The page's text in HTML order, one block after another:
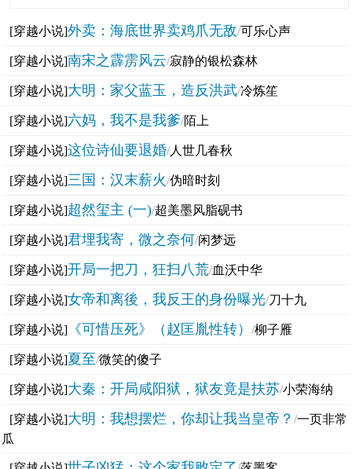
[穿越小说]外卖：海底世界卖鸡爪无敌/可乐心声
[穿越小说]南宋之霹雳风云/寂静的银松森林
[穿越小说]大明：家父蓝玉，造反洪武/冷炼笙
[穿越小说]六妈，我不是我爹/陌上
[穿越小说]这位诗仙要退婚/人世几春秋
[穿越小说]三国：汉末薪火/伪暗时刻
[穿越小说]超然玺主 (一)/超美墨风脂砚书
[穿越小说]君埋我寄，微之奈何/闲梦远
[穿越小说]开局一把刀，狂扫八荒/血沃中华
[穿越小说]女帝和离後，我反王的身份曝光/刀十九
[穿越小说] 《可惜压死》（赵匡胤性转）/柳子雁
[穿越小说]夏至/微笑的傻子
[穿越小说]大秦：开局咸阳狱，狱友竟是扶苏/小荣海纳
[穿越小说]大明：我想摆烂，你却让我当皇帝？/一页非常
瓜